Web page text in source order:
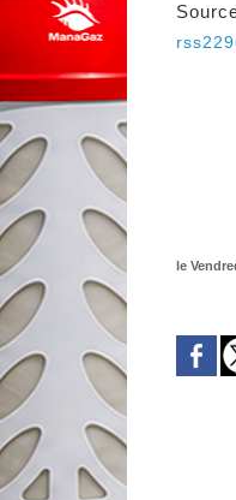
le